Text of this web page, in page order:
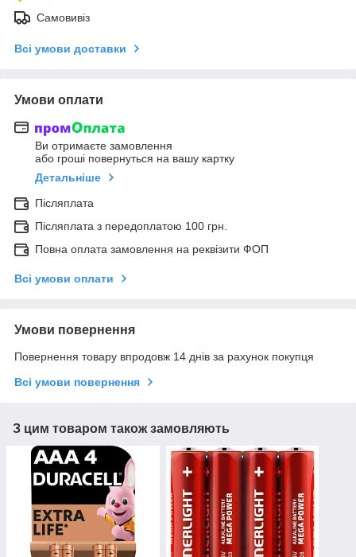
Самовивіз
Всі умови доставки
Умови оплати
Ви отримаєте замовлення
або гроші повернуться на вашу картку
Детальніше
Післяплата
Післяплата з передоплатою 100 грн.
Повна оплата замовлення на реквізити ФОП
Всі умови оплати
Умови повернення
Повернення товару впродовж 14 днів за рахунок покупця
Всі умови повернення
З цим товаром також замовляють